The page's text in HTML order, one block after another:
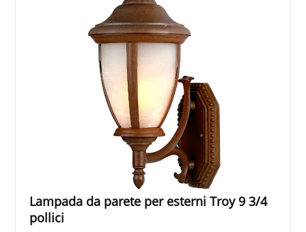
Lampada da parete per esterni Troy 9 3/4
pollici